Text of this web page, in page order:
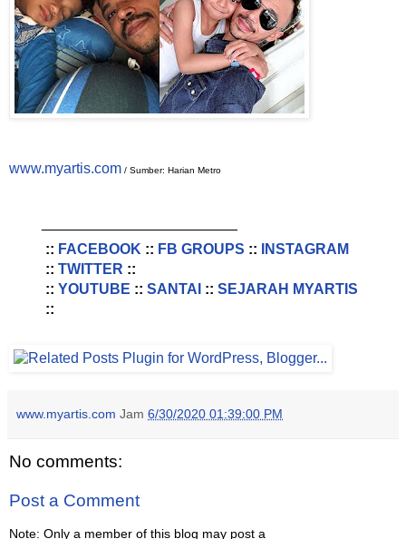
www.myartis.com / Sumber: Harian Metro
:: FACEBOOK :: FB GROUPS ::
INSTAGRAM
:: TWITTER ::
:: YOUTUBE :: SANTAI :: SEJARAH MYARTIS
::
www.myartis.com Jam 6/30/2020 01:39:00 PM
No comments:
Post a Comment
Note: Only a member of this blog may post a